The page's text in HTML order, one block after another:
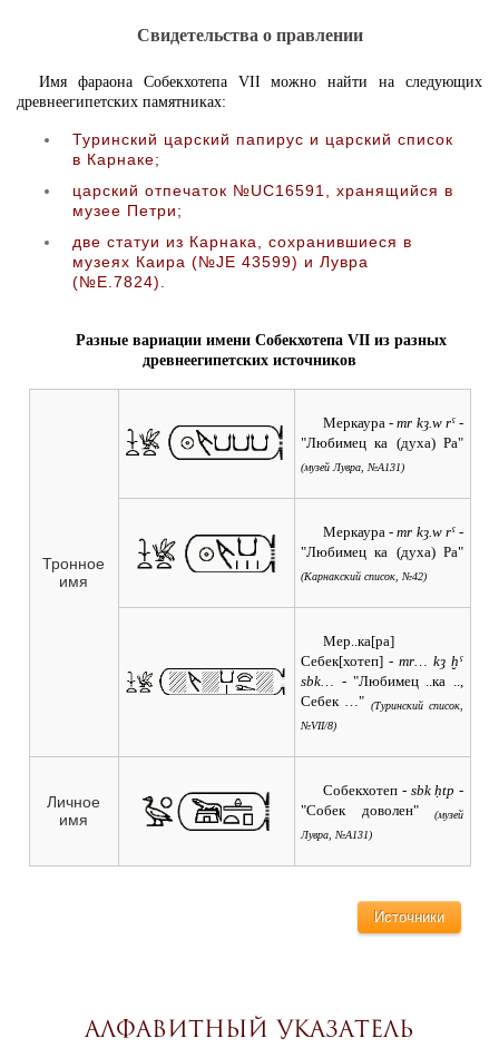
Свидетельства о правлении
Имя фараона Собекхотепа VII можно найти на следующих
древнеегипетских памятниках:
Туринский царский папирус и царский список
в Карнаке;
царский отпечаток №UC16591, хранящийся в
музее Петри;
две статуи из Карнака, сохранившиеся в
музеях Каира (№JE 43599) и Лувра
(№E.7824).
Разные вариации имени Собекхотепа VII из разных
древнеегипетских источников
Тронное
имя
Меркаура - mr kȝ.w rˁ -
"Любимец ка (духа) Ра"
(музей Лувра, №A131)
Меркаура - mr kȝ.w rˁ -
"Любимец ка (духа) Ра"
(Карнакский список, №42)
Мер..ка[ра]
Себек[хотеп] - mr… kȝ ḫˁ
sbk… - "Любимец ..ка ..,
Себек …" (Туринский список,
№VII/8)
Личное
имя
Собекхотеп - sbk ḥtp -
"Собек доволен"
(музей
Лувра, №A131)
Источники
Алфавитный указатель